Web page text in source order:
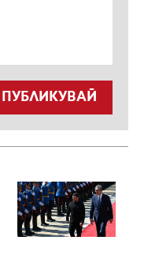
ПУБЛИКУВАЙ